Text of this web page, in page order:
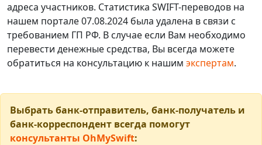
адреса участников. Статистика SWIFT-переводов на
нашем портале 07.08.2024 была удалена в связи с
требованием ГП РФ. В случае если Вам необходимо
перевести денежные средства, Вы всегда можете
обратиться на консультацию к нашим экспертам.
Выбрать банк-отправитель, банк-получатель и
банк-корреспондент всегда помогут
консультанты OhMySwift: